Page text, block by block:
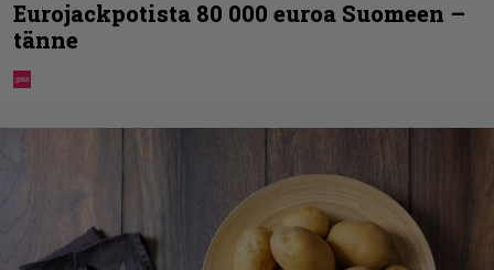
Eurojackpotista 80 000 euroa Suomeen –
tänne